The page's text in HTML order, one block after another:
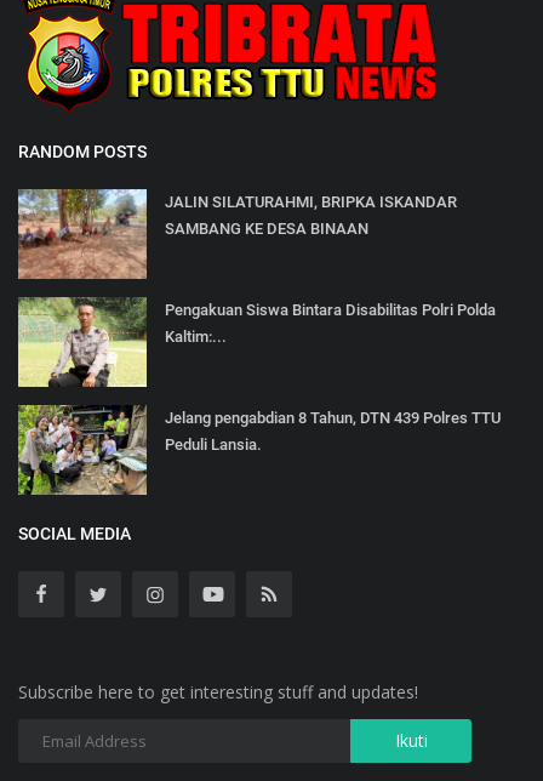
RANDOM POSTS
JALIN SILATURAHMI, BRIPKA ISKANDAR
SAMBANG KE DESA BINAAN
Pengakuan Siswa Bintara Disabilitas Polri Polda
Kaltim:...
Jelang pengabdian 8 Tahun, DTN 439 Polres TTU
Peduli Lansia.
SOCIAL MEDIA
Subscribe here to get interesting stuff and updates!